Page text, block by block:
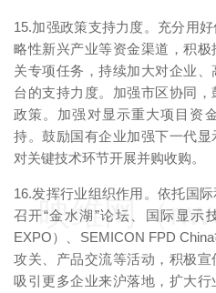
15.加强政策支持力度。充分用
略性新兴产业等资金渠道，积
关专项任务，持续加大对企业
台的支持力度。加强市区协同
政策。加强对显示重大项目资
持。鼓励国有企业加强下一代
对关键技术环节开展并购收购。
16.发挥行业组织作用。依托国
召开“金水湖”论坛、国际显示
EXPO）、SEMICON FPD
攻关、产品交流等活动，积极宣
吸引更多企业来沪落地，扩大
映维网（